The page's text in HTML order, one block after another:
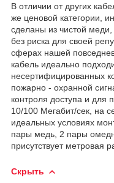
В отличии от других
же ценовой категории,
сделаны из чистой
без риска для своей
сферах нашей
кабель идеально
несертифицированных
пожарно - охранной
контроля доступа и
10/100 Мегабит/сек, на
идеальных условиях
пары медь, 2 пары
присутствует метровая
Скрыть